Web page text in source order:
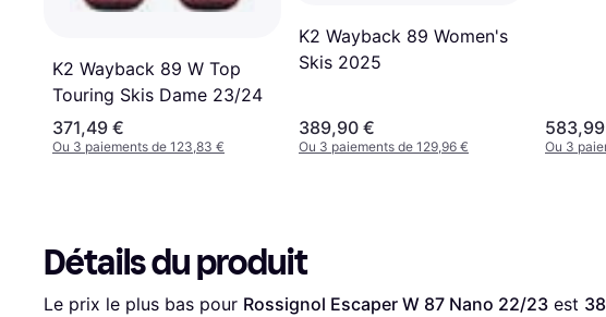
K2 Wayback 89 W Top
Touring Skis Dame 23/24
371,49 €
Ou 3 paiements de 123,83 €
K2 Wayback 89 Women's
Skis 2025
389,90 €
Ou 3 paiements de 129,96 € Ou 3
Détails du produit
Le prix le plus bas pour Rossignol Escaper W 87 Nano 22/23 est